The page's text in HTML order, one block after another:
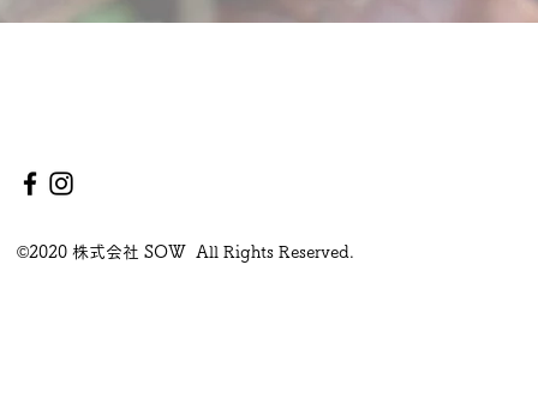
©2020 株式会社 SOW All Rights Reserved.